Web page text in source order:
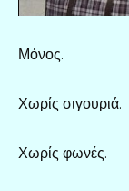
Μόνος.
Χωρίς σιγουριά.
Χωρίς φωνές.